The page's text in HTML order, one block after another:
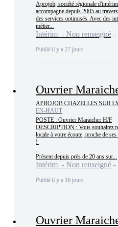
Aprojob, société régionale
accompagne depuis 2005 au
des services optimisés. Avec des
métier...
Intérim - Non renseigné
Publié il y a 27 jours
Ouvrier
APROJOB CHAZELLES SUR
EN-HAUT
POSTE : Ouvrier Maraicher H/F
DESCRIPTION : Vous souhaitez
locale à votre écoute, proche de
!
Présent depuis près de 20 ans sur...
Intérim - Non renseigné
Publié il y a 16 jours
Ouvrier